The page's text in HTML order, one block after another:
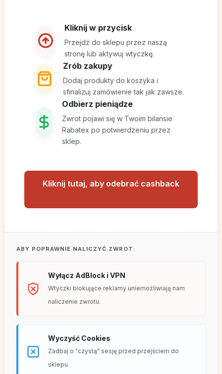
Kliknij w przycisk
Przejdź do sklepu przez naszą
stronę lub aktywuj wtyczkę.
Zrób zakupy
Dodaj produkty do koszyka i
sfinalizuj zamówienie tak jak zawsze.
Odbierz pieniądze
Zwrot pojawi się w Twoim bilansie
Rabatex po potwierdzeniu przez
sklep.
Kliknij tutaj, aby odebrać cashback
ABY POPRAWNIE NALICZYĆ ZWROT:
Wyłącz AdBlock i VPN
Wtyczki blokujące reklamy uniemożliwiają nam
naliczenie zwrotu.
Wyczyść Cookies
Zadbaj o "czystą" sesję przed przejściem do
sklepu.